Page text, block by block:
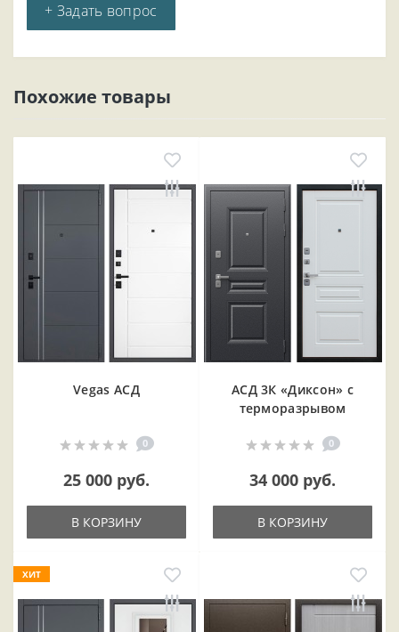
+ Задать вопрос
Похожие товары
Vegas АСД
0
25 000 руб.
В КОРЗИНУ
АСД 3К «Диксон» с
терморазрывом
0
34 000 руб.
В КОРЗИНУ
ХИТ